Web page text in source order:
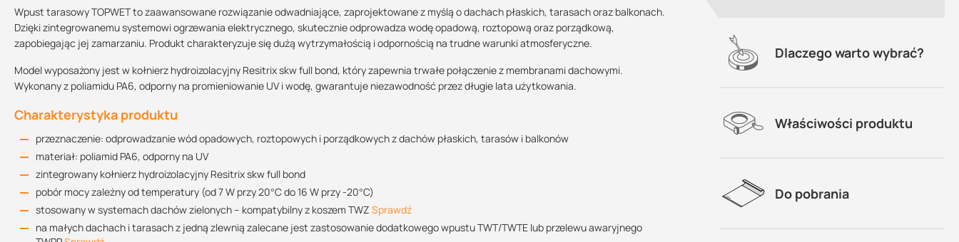
Wpust tarasowy TOPWET to zaawansowane rozwiązanie odwadniające, zaprojektowane z myślą o dachach płaskich, tarasach oraz balkonach.
Dzięki zintegrowanemu systemowi ogrzewania elektrycznego, skutecznie odprowadza wodę opadową, roztopową oraz porządkową,
zapobiegając jej zamarzaniu. Produkt charakteryzuje się dużą wytrzymałością i odpornością na trudne warunki atmosferyczne.
Model wyposażony jest w kołnierz hydroizolacyjny Resitrix skw full bond, który zapewnia trwałe połączenie z membranami dachowymi.
Wykonany z poliamidu PA6, odporny na promieniowanie UV i wodę, gwarantuje niezawodność przez długie lata użytkowania.
Charakterystyka produktu
przeznaczenie: odprowadzanie wód opadowych, roztopowych i porządkowych z dachów płaskich, tarasów i balkonów
materiał: poliamid PA6, odporny na UV
zintegrowany kołnierz hydroizolacyjny Resitrix skw full bond
pobór mocy zależny od temperatury (od 7 W przy 20°C do 16 W przy -20°C)
stosowany w systemach dachów zielonych – kompatybilny z koszem TWZ Sprawdź
na małych dachach i tarasach z jedną zlewnią zalecane jest zastosowanie dodatkowego wpustu TWT/TWTE lub przelewu awaryjnego
estetyczny wygląd
łatwy szybki montaż dzięki zintegrowanemu kołnierzowi
produkty są dostępne u nas od ręki
Produkt dostępny w innych wariantach kołnierzy dostępnyTU>>
kupując ten produkt u nas otrzymujesz profesjonalną obsługę logistyczną oraz wsparcie w zakresie doradztwa technicznego
Czy wiesz, że ...
prawidłowo wykonane odwodnienie tarasu odpowiada za sprawne odprowadzanie wody z jego powierzchni, dzięki czemu nie tworzą się na nim
zastoiska wodne. Odprowadzenie wody deszczowej z tarasu wymaga zastosowania odpowiednich wpustów i technologii już na etapie jego
projektowania.
Czy wiesz, że...
po zastosowaniuTWN Overutrzymujesz przelew awaryjny do użycia wtedy, gdy wpusty są położone na środku połaci, czyli nie przy attyce?
Rodzaj kołnierza:
EPDM RESITRIX SKW
Sprzedajemy na: Podlega zwrotowi?:
Średnica:
Deklaracja właściwości użytkowych
150.06 KB
POBIERZ
Karta katalogowa
279.54 KB
Instrukcja montażu
1.89 MB
Maszy pytania lub wątpliwości?
Skontaktuj się z nami
Wojciech Reichert
Specjalista doradca
07:00 - 15:00
Dlaczego warto wybrać?
Właściwości produktu
Do pobrania